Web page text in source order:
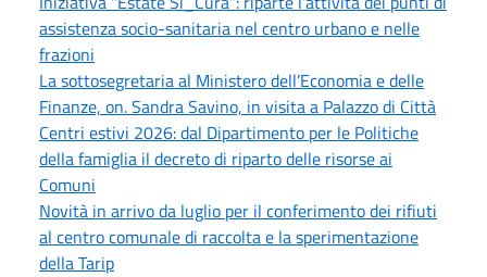
assistenza socio-sanitaria nel centro urbano e nelle
frazioni
La sottosegretaria al Ministero dell’Economia e delle
Finanze, on. Sandra Savino, in visita a Palazzo di Città
Centri estivi 2026: dal Dipartimento per le Politiche
della famiglia il decreto di riparto delle risorse ai
Comuni
Novità in arrivo da luglio per il conferimento dei rifiuti
al centro comunale di raccolta e la sperimentazione
della Tarip